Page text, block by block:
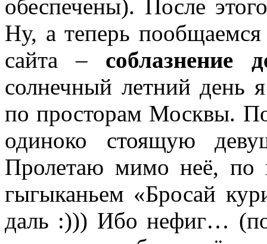
обеспечены). После
Ну, а теперь
сайта – соблазнение
солнечный летний день
по просторам Москвы.
одиноко стоящую
Пролетаю мимо неё, по
гыгыканьем «Бросай
даль :))) Ибо нефиг…